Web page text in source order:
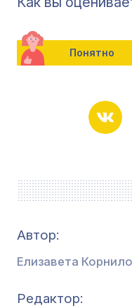
Понятно
Автор:
Елизавета
Редактор